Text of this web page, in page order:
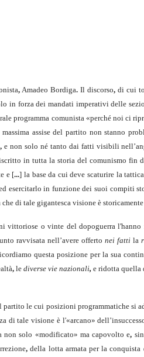
, Amadeo Bordiga. Il discorso, di cui
in forza dei mandati impe­rativi delle
programma comu­nista «perché noi ci
assise del partito non stanno
, e non solo né tanto dai fatti visibili
in tutta la storia del comunismo fin
e [...] la base da cui deve scaturire la
esercitarlo in funzione dei suoi compiti
di tale gigantesca visione è
vittoriose o vinte del dopoguerra l'hanno
ravvisata nell’avere offerto nei fatti la
questa posizione per la sua
, le diverse vie nazionali, e ridotta quella
le cui posizioni programmatiche si
tale visione è l'«arcano»
non solo «modifi­cato» ma capovolto e,
, della lotta armata per la